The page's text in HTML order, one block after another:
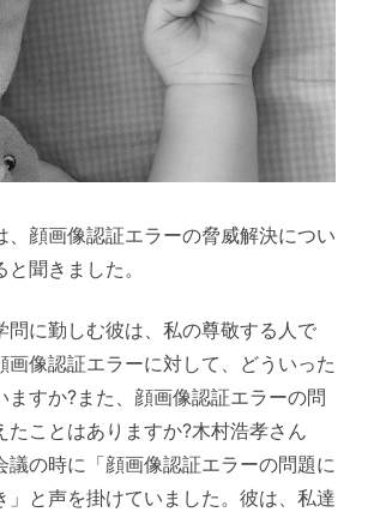
、顔画像認証エラーの脅威解決につい
聞きました。
問に勤しむ彼は、私の尊敬する人で
画像認証エラーに対して、どういった
ますか?また、顔画像認証エラーの問
たことはありますか?木村浩孝さん
議の時に「顔画像認証エラーの問題に
」と声を掛けていました。彼は、私達